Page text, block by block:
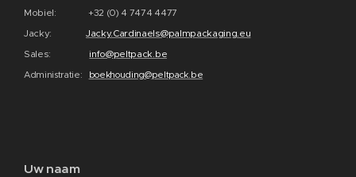
Mobiel: +32 (0) 4 7474 4477
Jacky: Jacky.Cardinaels@palmpackaging.eu
Sales: info@peltpack.be
Administratie:
boekhouding@peltpack.be
Uw naam